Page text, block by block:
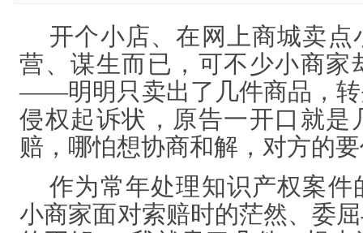
开个小店、在网上商城卖
营、谋生而已，可不少小商家
——明明只卖出了几件商品，转
侵权起诉状，原告一开口就是
赔，哪怕想协商和解，对方的
作为常年处理知识产权案
小商家面对索赔时的茫然、委